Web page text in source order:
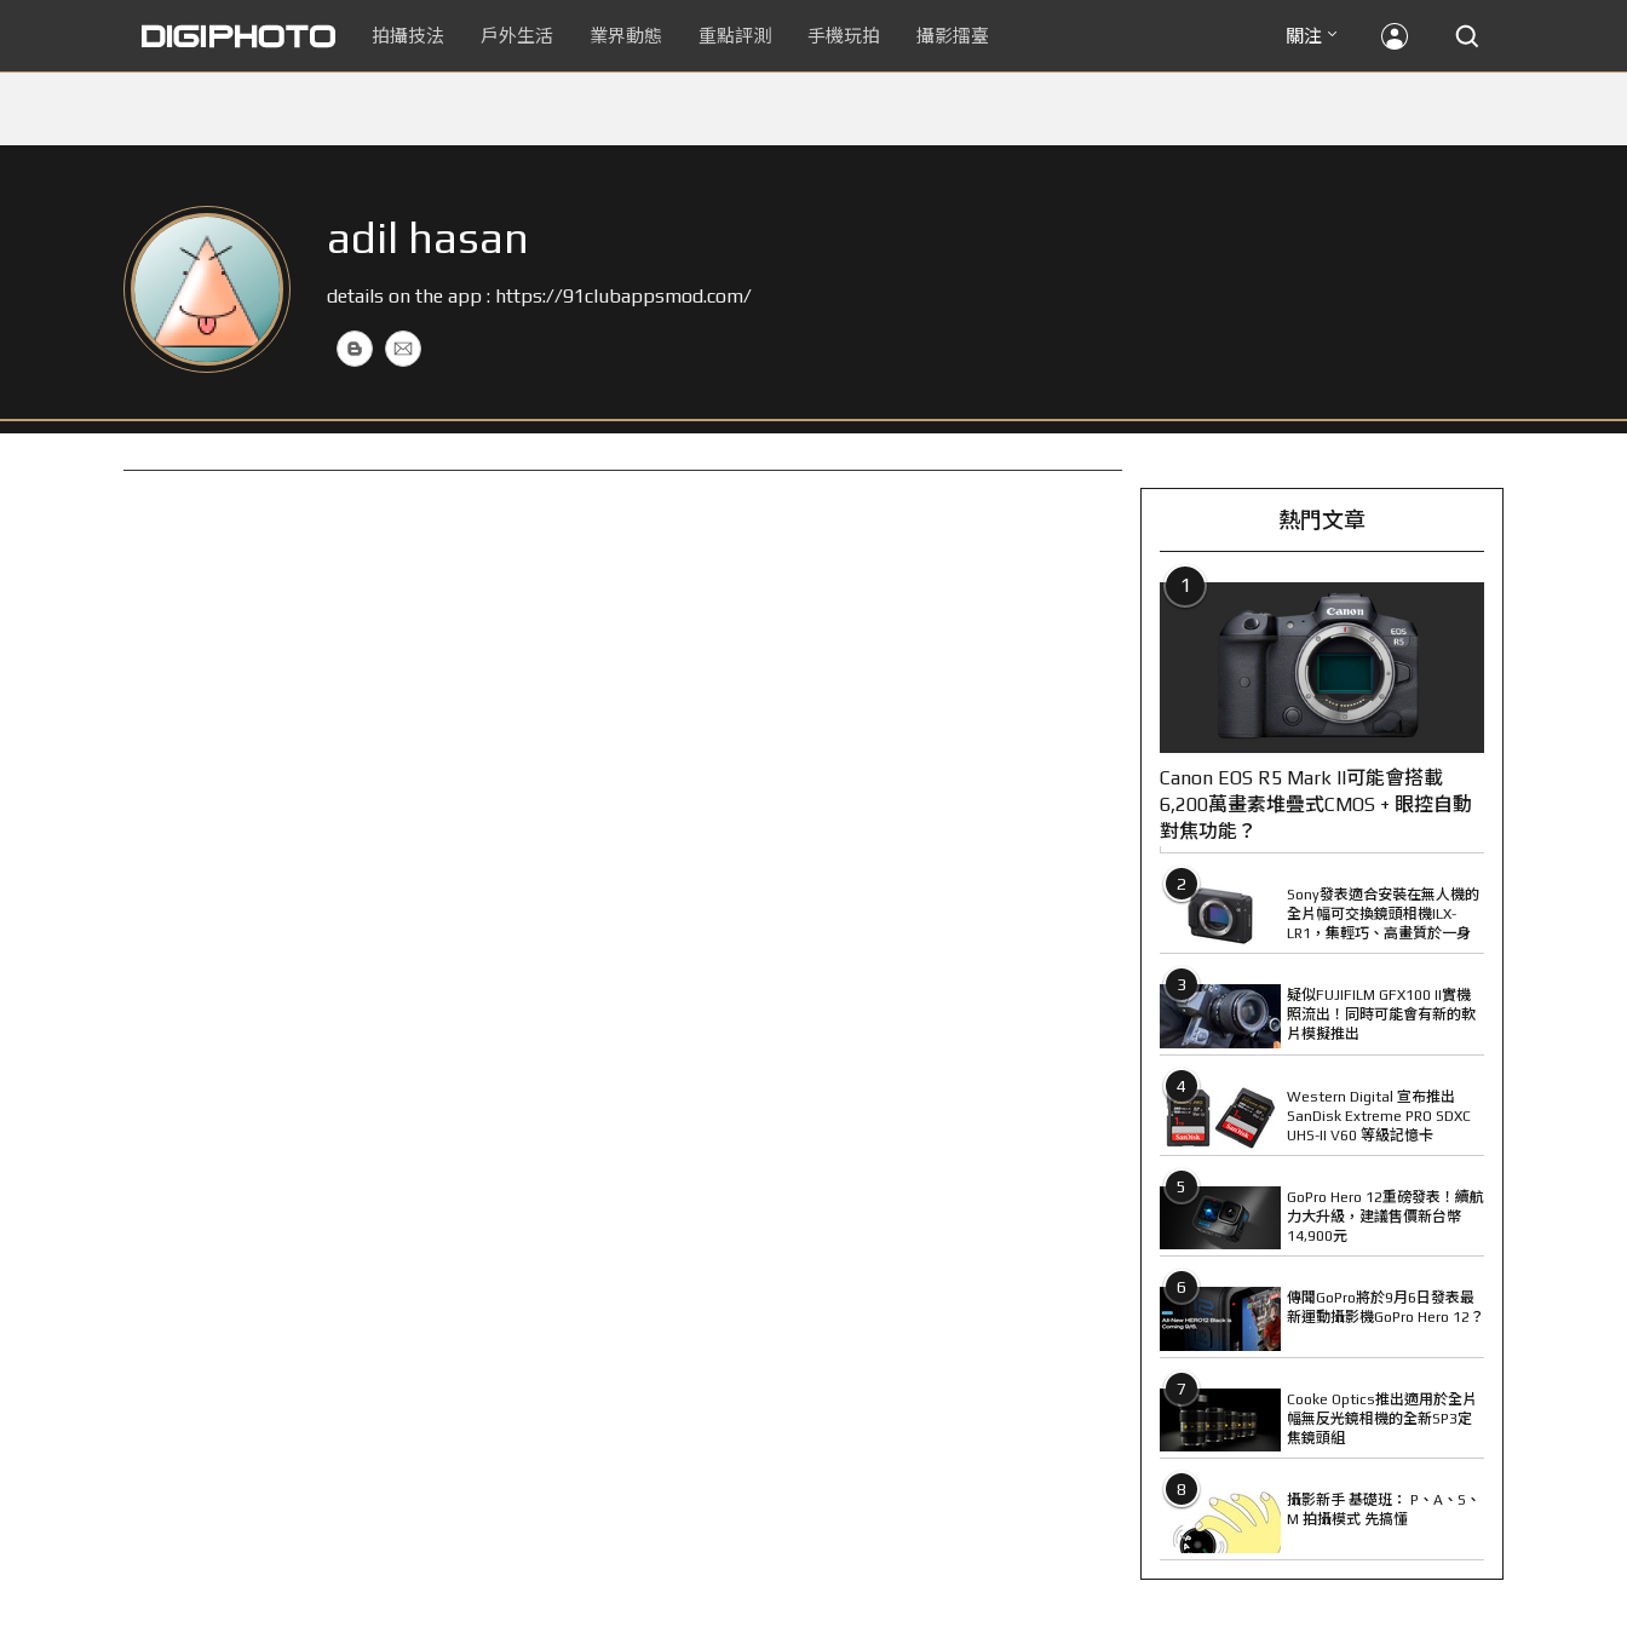
拍攝技法 戶外生活 業界動態 重點評測 手機玩拍 攝影擂臺 關注
adil hasan
details on the app : https://91clubappsmod.com/
熱門文章
1
Canon EOS R5 Mark II可能會搭載
6,200萬畫素堆疊式CMOS + 眼控自動
對焦功能？
2
Sony發表適合安裝在無人機的
全片幅可交換鏡頭相機ILX-
LR1，集輕巧、高畫質於一身
3
疑似FUJIFILM GFX100 II實機
照流出！同時可能會有新的軟
片模擬推出
4
Western Digital 宣布推出
SanDisk Extreme PRO SDXC
UHS-II V60 等級記憶卡
5
GoPro Hero 12重磅發表！續航
力大升級，建議售價新台幣
14,900元
6
傳聞GoPro將於9月6日發表最
新運動攝影機GoPro Hero 12？
7
Cooke Optics推出適用於全片
幅無反光鏡相機的全新SP3定
焦鏡頭組
8
攝影新手 基礎班： P、A、S、
M 拍攝模式 先搞懂